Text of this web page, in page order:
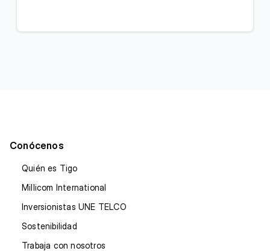
Conócenos
Quién es Tigo
Millicom International
Inversionistas UNE TELCO
Sostenibilidad
Trabaja con nosotros